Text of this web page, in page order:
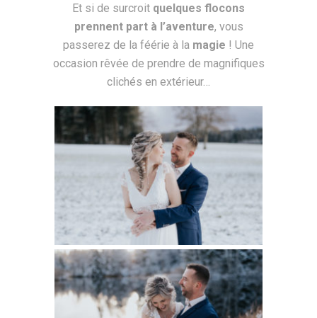
Et si de surcroit quelques flocons
prennent part à l’aventure, vous
passerez de la féérie à la magie ! Une
occasion rêvée de prendre de magnifiques
clichés en extérieur…